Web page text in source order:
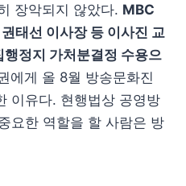
장악되지 않았다. MBC
태선 이사장 등 이사진 교
정지 가처분결정 수용으
에게 올 8월 방송문화진
이유다. 현행법상 공영방
요한 역할을 할 사람은 방